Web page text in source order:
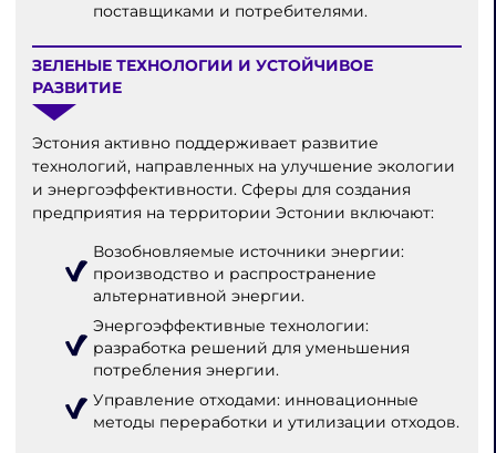
поставщиками и потребителями.
ЗЕЛЕНЫЕ ТЕХНОЛОГИИ И УСТОЙЧИВОЕ
РАЗВИТИЕ
Эстония активно поддерживает развитие
технологий, направленных на улучшение экологии
и энергоэффективности. Сферы для создания
предприятия на территории Эстонии включают:
Возобновляемые источники энергии:
производство и распространение
альтернативной энергии.
Энергоэффективные технологии:
разработка решений для уменьшения
потребления энергии.
Управление отходами: инновационные
методы переработки и утилизации отходов.